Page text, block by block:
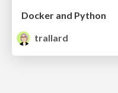
Docker and Python
trallard